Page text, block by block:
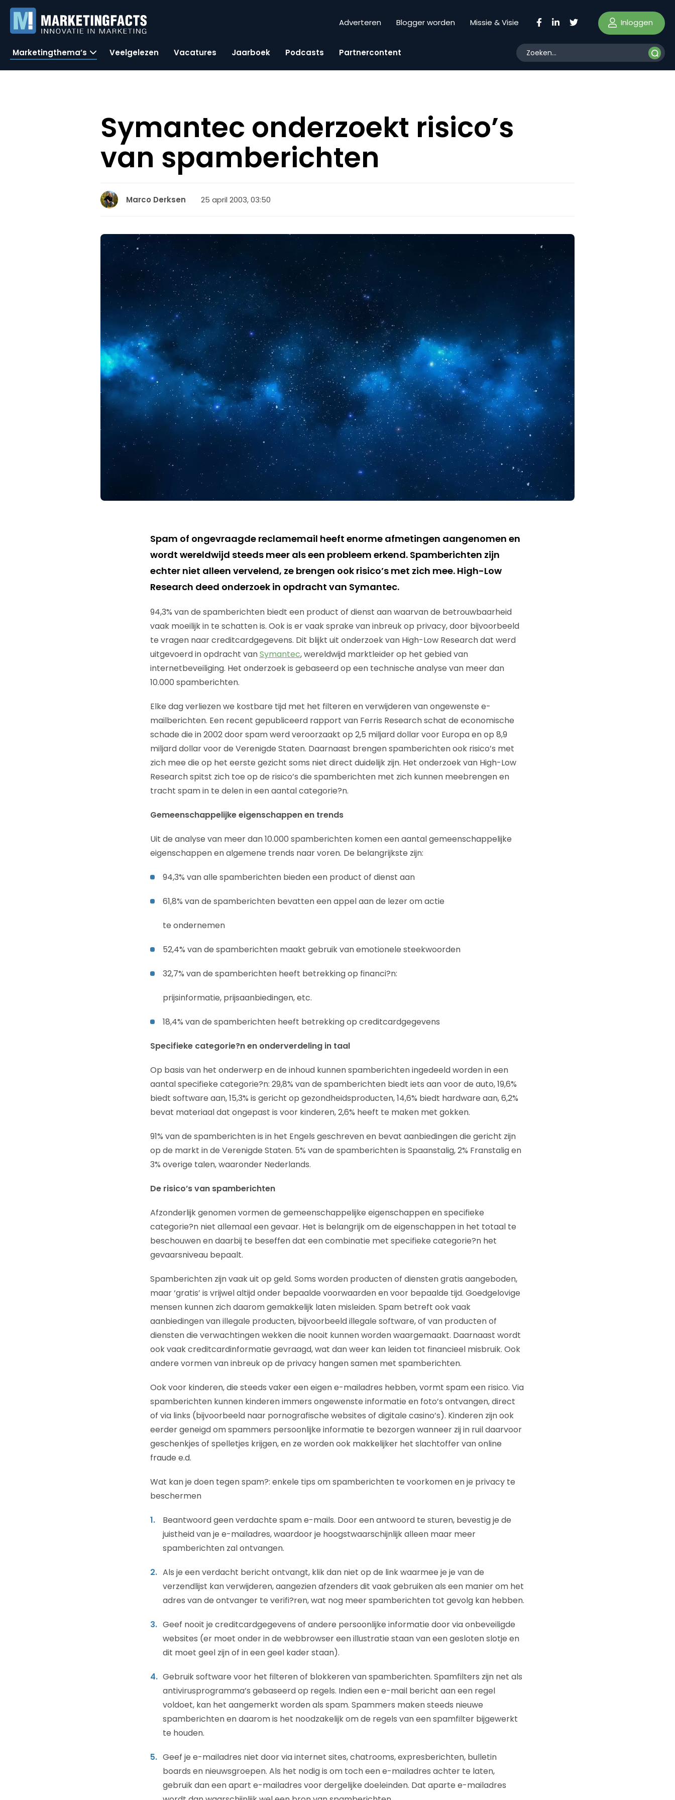
Adverteren Blogger worden Missie & Visie Inloggen
Marketingthema’s Veelgelezen Vacatures Jaarboek Podcasts Partnercontent
Symantec onderzoekt risico’s
van spamberichten
Marco Derksen 25 april 2003, 03:50
Spam of ongevraagde reclamemail heeft enorme afmetingen aangenomen en
wordt wereldwijd steeds meer als een probleem erkend. Spamberichten zijn
echter niet alleen vervelend, ze brengen ook risico’s met zich mee. High-Low
Research deed onderzoek in opdracht van Symantec.
94,3% van de spamberichten biedt een product of dienst aan waarvan de betrouwbaarheid
vaak moeilijk in te schatten is. Ook is er vaak sprake van inbreuk op privacy, door bijvoorbeeld
te vragen naar creditcardgegevens. Dit blijkt uit onderzoek van High-Low Research dat werd
uitgevoerd in opdracht vanSymantec, wereldwijd marktleider op het gebied van
internetbeveiliging. Het onderzoek is gebaseerd op een technische analyse van meer dan
10.000 spamberichten.
Elke dag verliezen we kostbare tijd met het filteren en verwijderen van ongewenste e-
mailberichten. Een recent gepubliceerd rapport van Ferris Research schat de economische
schade die in 2002 door spam werd veroorzaakt op 2,5 miljard dollar voor Europa en op 8,9
miljard dollar voor de Verenigde Staten. Daarnaast brengen spamberichten ook risico’s met
zich mee die op het eerste gezicht soms niet direct duidelijk zijn. Het onderzoek van High-Low
Research spitst zich toe op de risico’s die spamberichten met zich kunnen meebrengen en
tracht spam in te delen in een aantal categorie?n.
Gemeenschappelijke eigenschappen en trends
Uit de analyse van meer dan 10.000 spamberichten komen een aantal gemeenschappelijke
eigenschappen en algemene trends naar voren. De belangrijkste zijn:
94,3% van alle spamberichten bieden een product of dienst aan
61,8% van de spamberichten bevatten een appel aan de lezer om actie
te ondernemen
52,4% van de spamberichten maakt gebruik van emotionele steekwoorden
32,7% van de spamberichten heeft betrekking op financi?n:
prijsinformatie, prijsaanbiedingen, etc.
18,4% van de spamberichten heeft betrekking op creditcardgegevens
Specifieke categorie?n en onderverdeling in taal
Op basis van het onderwerp en de inhoud kunnen spamberichten ingedeeld worden in een
aantal specifieke categorie?n: 29,8% van de spamberichten biedt iets aan voor de auto, 19,6%
biedt software aan, 15,3% is gericht op gezondheidsproducten, 14,6% biedt hardware aan, 6,2%
bevat materiaal dat ongepast is voor kinderen, 2,6% heeft te maken met gokken.
91% van de spamberichten is in het Engels geschreven en bevat aanbiedingen die gericht zijn
op de markt in de Verenigde Staten. 5% van de spamberichten is Spaanstalig, 2% Franstalig en
3% overige talen, waaronder Nederlands.
De risico’s van spamberichten
Afzonderlijk genomen vormen de gemeenschappelijke eigenschappen en specifieke
categorie?n niet allemaal een gevaar. Het is belangrijk om de eigenschappen in het totaal te
beschouwen en daarbij te beseffen dat een combinatie met specifieke categorie?n het
gevaarsniveau bepaalt.
Spamberichten zijn vaak uit op geld. Soms worden producten of diensten gratis aangeboden,
maar ‘gratis’ is vrijwel altijd onder bepaalde voorwaarden en voor bepaalde tijd. Goedgelovige
mensen kunnen zich daarom gemakkelijk laten misleiden. Spam betreft ook vaak
aanbiedingen van illegale producten, bijvoorbeeld illegale software, of van producten of
diensten die verwachtingen wekken die nooit kunnen worden waargemaakt. Daarnaast wordt
ook vaak creditcardinformatie gevraagd, wat dan weer kan leiden tot financieel misbruik. Ook
andere vormen van inbreuk op de privacy hangen samen met spamberichten.
Ook voor kinderen, die steeds vaker een eigen e-mailadres hebben, vormt spam een risico. Via
spamberichten kunnen kinderen immers ongewenste informatie en foto’s ontvangen, direct
of via links (bijvoorbeeld naar pornografische websites of digitale casino’s). Kinderen zijn ook
eerder geneigd om spammers persoonlijke informatie te bezorgen wanneer zij in ruil daarvoor
geschenkjes of spelletjes krijgen, en ze worden ook makkelijker het slachtoffer van online
fraude e.d.
Wat kan je doen tegen spam?: enkele tips om spamberichten te voorkomen en je privacy te
beschermen
Beantwoord geen verdachte spam e-mails. Door een antwoord te sturen, bevestig je de
juistheid van je e-mailadres, waardoor je hoogstwaarschijnlijk alleen maar meer
spamberichten zal ontvangen.
Als je een verdacht bericht ontvangt, klik dan niet op de link waarmee je je van de
verzendlijst kan verwijderen, aangezien afzenders dit vaak gebruiken als een manier om het
adres van de ontvanger te verifi?ren, wat nog meer spamberichten tot gevolg kan hebben.
Geef nooit je creditcardgegevens of andere persoonlijke informatie door via onbeveiligde
websites (er moet onder in de webbrowser een illustratie staan van een gesloten slotje en
dit moet geel zijn of in een geel kader staan).
Gebruik software voor het filteren of blokkeren van spamberichten. Spamfilters zijn net als
antivirusprogramma’s gebaseerd op regels. Indien een e-mail bericht aan een regel
voldoet, kan het aangemerkt worden als spam. Spammers maken steeds nieuwe
spamberichten en daarom is het noodzakelijk om de regels van een spamfilter bijgewerkt
te houden.
Geef je e-mailadres niet door via internet sites, chatrooms, expresberichten, bulletin
boards en nieuwsgroepen. Als het nodig is om toch een e-mailadres achter te laten,
gebruik dan een apart e-mailadres voor dergelijke doeleinden. Dat aparte e-mailadres